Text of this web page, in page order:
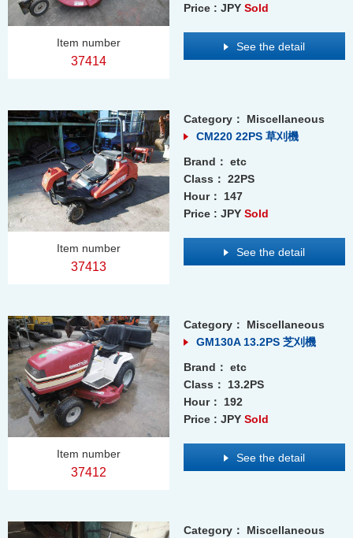
Item number
37414
Price : JPY Sold
See the detail
Item number
37413
Category：
Miscellaneous
CM220 22PS 草刈機
Brand： etc
Class： 22PS
Hour：
147
Price : JPY Sold
See the detail
Item number
37412
Category：
Miscellaneous
GM130A 13.2PS 芝刈機
Brand： etc
Class：
13.2PS
Hour：
192
Price : JPY Sold
See the detail
Category：
Miscellaneous